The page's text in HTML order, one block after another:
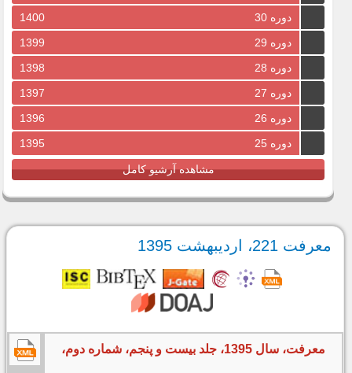
دوره 30
1400
دوره 29
1399
دوره 28
1398
دوره 27
1397
دوره 26
1396
دوره 25
1395
مشاهده آرشیو کامل
معرفت 221، اردیبهشت 1395
معرفت، سال 1395، جلد بیست و پنجم، شماره دوم،